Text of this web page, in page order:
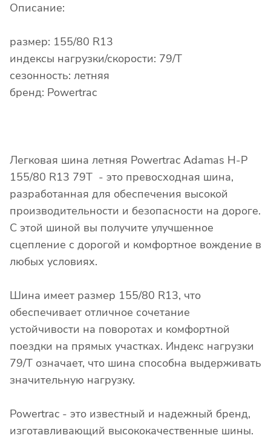
Описание:
размер: 155/80 R13
индексы нагрузки/скорости: 79/T
сезонность: летняя
бренд: Powertrac
Легковая шина летняя Powertrac Adamas H-P
155/80 R13 79T - это превосходная шина,
разработанная для обеспечения высокой
производительности и безопасности на дороге.
С этой шиной вы получите улучшенное
сцепление с дорогой и комфортное вождение в
любых условиях.
Шина имеет размер 155/80 R13, что
обеспечивает отличное сочетание
устойчивости на поворотах и комфортной
поездки на прямых участках. Индекс нагрузки
79/T означает, что шина способна выдерживать
значительную нагрузку.
Powertrac - это известный и надежный бренд,
изготавливающий высококачественные шины.